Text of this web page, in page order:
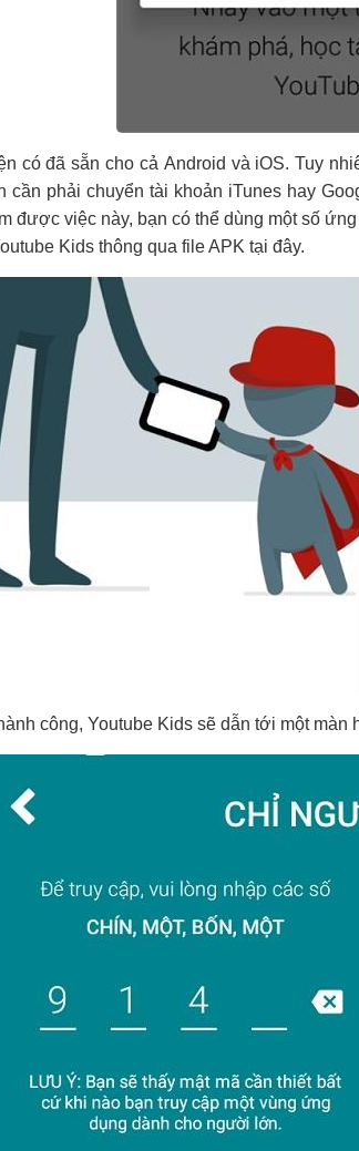
có đã sẵn cho cả Android và iOS. Tuy
cần phải chuyển tài khoản iTunes hay
được việc này, bạn có thể dùng một số
Kids thông qua file APK tại đây.
công, Youtube Kids sẽ dẫn tới một màn